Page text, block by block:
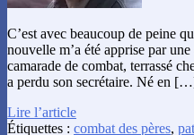
C’est avec beaucoup de peine
nouvelle m’a été apprise par
camarade de combat, terrassé
a perdu son secrétaire. Né en
Lire l’article
Étiquettes : combat des pères,